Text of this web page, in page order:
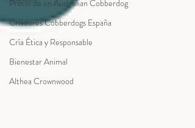
Precio de un Australian Cobberdog
Criadores Cobberdogs España
Cría Ética y Responsable
Bienestar Animal
Althea Crownwood